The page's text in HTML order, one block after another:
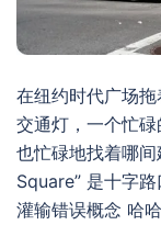
在纽约时代广场
交通灯，一个忙
也忙碌地找着哪
Square” 是十字
灌输错误概念 哈